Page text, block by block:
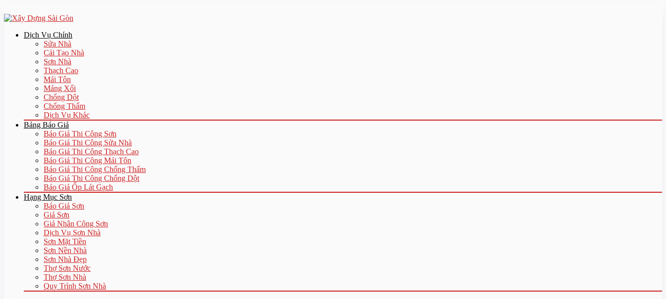
Dịch Vụ Chính
Sửa Nhà
Cải Tạo Nhà
Sơn Nhà
Thạch Cao
Mái Tôn
Máng Xối
Chống Dột
Chống Thấm
Dịch Vụ Khác
Bảng Báo Giá
Báo Giá Thi Công Sơn
Báo Giá Thi Công Sửa Nhà
Báo Giá Thi Công Thạch Cao
Báo Giá Thi Công Mái Tôn
Báo Giá Thi Công Chống Thấm
Báo Giá Thi Công Chống Dột
Báo Giá Ốp Lát Gạch
Hạng Mục Sơn
Báo Giá Sơn
Giá Sơn
Giá Nhân Công Sơn
Dịch Vụ Sơn Nhà
Sơn Mặt Tiền
Sơn Nền Nhà
Sơn Nhà Đẹp
Thợ Sơn Nước
Thợ Sơn Nhà
Quy Trình Sơn Nhà